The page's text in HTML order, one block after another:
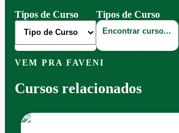
Tipos de Curso
Tipos de Curso
VEM PRA FAVENI
Cursos relacionados